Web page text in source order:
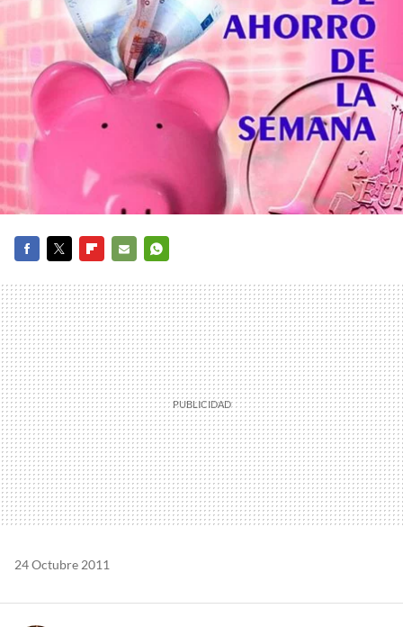
MAIL
24 Octubre 2011